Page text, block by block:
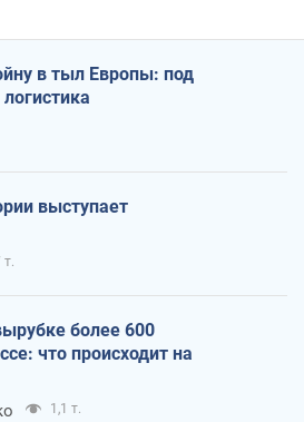
в тыл Европы: под
выступает
более 600
что происходит на
1,1 т.